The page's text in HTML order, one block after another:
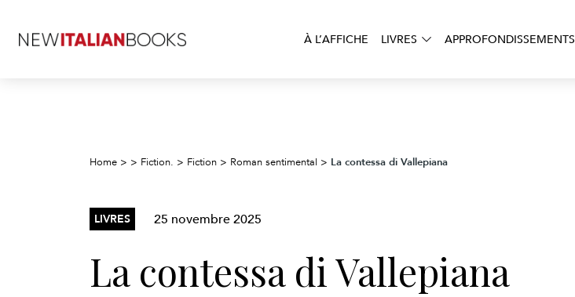
À L’AFFICHE LIVRES APPROFONDISSEMENTS
Home > > Fiction. > Fiction > Roman sentimental > La contessa di Vallepiana
LIVRES 25 novembre 2025
La contessa di Vallepiana